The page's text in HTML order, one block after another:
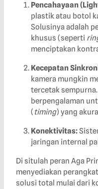
Pencahayaan
plastik atau botol
Solusinya adalah
khusus (seperti
menciptakan
Kecepatan
kamera mungkin
tercetak
berpengalaman
( timing) yang
Konektivitas:
jaringan internal
Di situlah peran Aga
menyediakan
solusi total mulai dari